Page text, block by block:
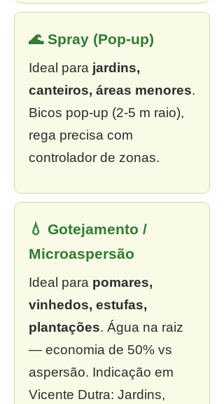
🌊 Spray (Pop-up)
Ideal para jardins,
canteiros, áreas menores.
Bicos pop-up (2-5 m raio),
rega precisa com
controlador de zonas.
💧 Gotejamento /
Microaspersão
Ideal para pomares,
vinhedos, estufas,
plantações. Água na raiz
— economia de 50% vs
aspersão. Indicação em
Vicente Dutra: Jardins,